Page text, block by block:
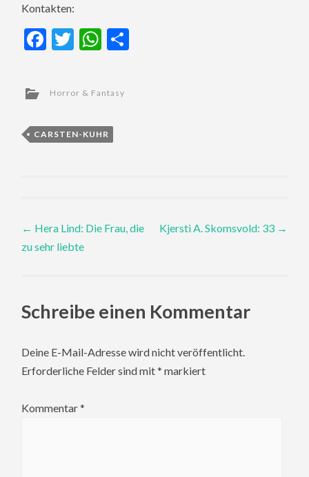
Kontakten:
Facebook
TwitterWhatsApp
Horror & Fantasy
CARSTEN-KUHR
Post
← Hera Lind: Die Frau, die
zu sehr liebte
Kjersti A. Skomsvold: 33 →
Schreibe einen Kommentar
Deine E-Mail-Adresse wird nicht veröffentlicht.
Erforderliche Felder sind mit* markiert
Kommentar*